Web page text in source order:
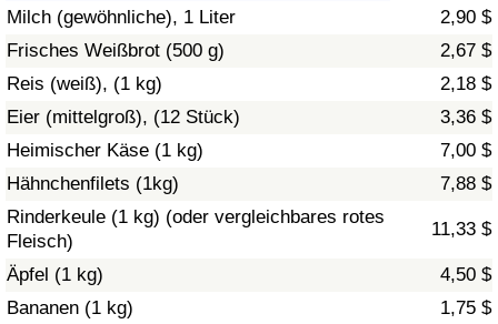
Milch (gewöhnliche), 1 Liter
2,90 $
Frisches Weißbrot (500 g)
2,67 $
Reis (weiß), (1 kg)
2,18 $
Eier (mittelgroß), (12 Stück)
3,36 $
Heimischer Käse (1 kg)
7,00 $
Hähnchenfilets (1kg)
7,88 $
Rinderkeule (1 kg) (oder vergleichbares rotes
Fleisch)
11,33 $
Äpfel (1 kg)
4,50 $
Bananen (1 kg)
1,75 $
Gesundheitsversorgung
Gesundheitsversorgungs-Index (aktuell)
Gesundheitsversorgungs-Index
Gesundheitsversorgungs-Index nach Land
Umweltverschmutzung